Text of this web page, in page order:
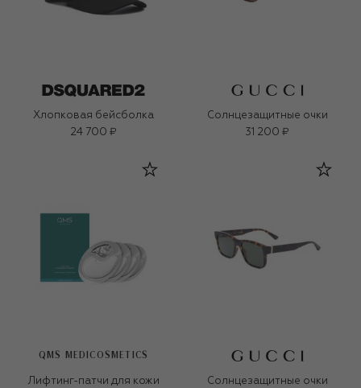
Хлопковая бейсболка
24 700 ₽
Солнцезащитные очки
31 200 ₽
QMS MEDICOSMETICS
Лифтинг-патчи для кожи
Солнцезащитные очки